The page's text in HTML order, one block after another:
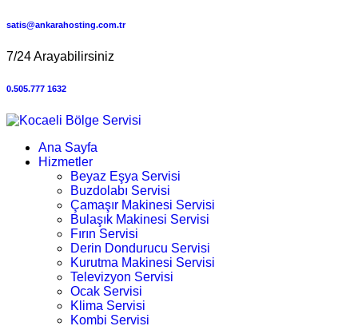
satis@ankarahosting.com.tr
7/24 Arayabilirsiniz
0.505.777 1632
Ana Sayfa
Hizmetler
Beyaz Eşya Servisi
Buzdolabı Servisi
Çamaşır Makinesi Servisi
Bulaşık Makinesi Servisi
Fırın Servisi
Derin Dondurucu Servisi
Kurutma Makinesi Servisi
Televizyon Servisi
Ocak Servisi
Klima Servisi
Kombi Servisi